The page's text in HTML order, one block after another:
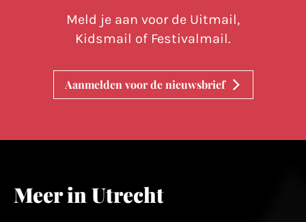
Meld je aan voor de Uitmail,
Kidsmail of Festivalmail.
Aanmelden voor de nieuwsbrief
Meer in Utrecht